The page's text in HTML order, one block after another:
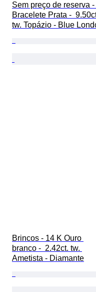
Sem preço de reserva -
Bracelete Prata -
tw. Topázio - Blue
Brincos - 14 K Ouro
branco -  2.42ct. tw.
Ametista - Diamante